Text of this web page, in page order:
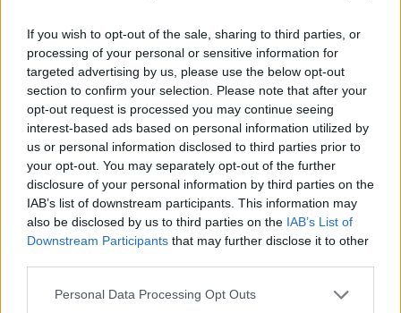
If you wish to opt-out of the sale, sharing to third parties, or
processing of your personal or sensitive information for
targeted advertising by us, please use the below opt-out
section to confirm your selection. Please note that after your
opt-out request is processed you may continue seeing
interest-based ads based on personal information utilized by
us or personal information disclosed to third parties prior to
your opt-out. You may separately opt-out of the further
disclosure of your personal information by third parties on the
IAB’s list of downstream participants. This information may
also be disclosed by us to third parties on the IAB’s List of
Downstream Participants that may further disclose it to other
Please note that this website/app uses one or more Google
Personal Data Processing Opt Outs
Food & Drink | 01.08.2025 09:21
Γλυκάκια για το Σαββατοκύριακο -
Σάντουιτς από μπισκότα και παγωτό